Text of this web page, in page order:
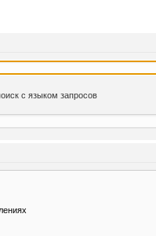
с языком запросов